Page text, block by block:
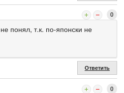
0
понял, т.к. по-японски не
Ответить
0